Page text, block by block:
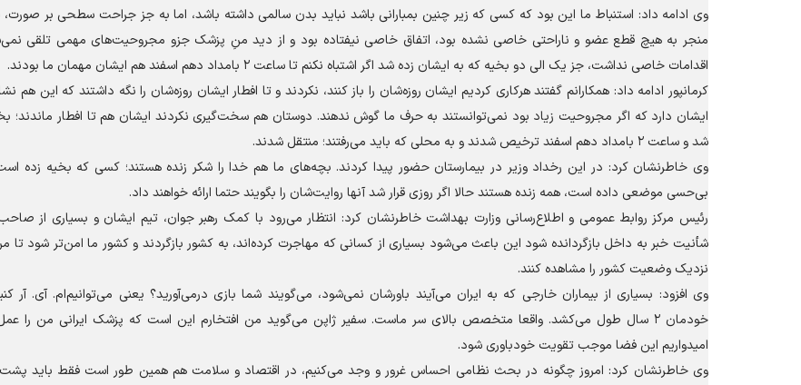
وی ادامه داد: استنباط ما این بود که کسی که زیر چنین بمبارانی باشد نباید بدن سالمی داشته باشد، اما به جز جراحت سطحی بر صورت،
منجر به هیچ قطع عضو و ناراحتی خاصی نشده بود، اتفاق خاصی نیفتاده بود و از دید منِ پزشک جزو مجروحیت‌های مهمی تلقی
اقدامات خاصی نداشت، جز یک الی دو بخیه که به ایشان زده شد اگر اشتباه نکنم تا ساعت ۲ بامداد دهم اسفند هم ایشان مهمان ما بودند.
کرمانپور ادامه داد: همکارانم گفتند هرکاری کردیم ایشان روزه‌شان را باز کنند، نکردند و تا افطار ایشان روزه‌شان را نگه داشتند که این هم
ایشان دارد که اگر مجروحیت زیاد بود نمی‌توانستند به حرف ما گوش ندهند. دوستان هم سخت‌گیری نکردند ایشان هم تا افطار ماندند؛
شد و ساعت ۲ بامداد دهم اسفند ترخیص شدند و به محلی که باید می‌رفتند؛ منتقل شدند.
وی خاطرنشان کرد: در این رخداد وزیر در بیمارستان حضور پیدا کردند. بچه‌های ما هم خدا را شکر زنده هستند؛ کسی که بخیه زده
بی‌حسی موضعی داده است، همه زنده هستند حالا اگر روزی قرار شد آنها روایت‌شان را بگویند حتما ارائه خواهند داد.
رئیس مرکز روابط عمومی و اطلاع‌رسانی وزارت بهداشت خاطرنشان کرد: انتظار می‌رود با کمک رهبر جوان، تیم ایشان و بسیاری از
شأنیت خبر به داخل بازگردانده شود این باعث می‌شود بسیاری از کسانی که مهاجرت کرده‌اند، به کشور بازگردند و کشور ما امن‌تر شود تا
نزدیک وضعیت کشور را مشاهده کنند.
وی افزود: بسیاری از بیماران خارجی که به ایران می‌آیند باورشان نمی‌شود، می‌گویند شما بازی درمی‌آورید؟ یعنی می‌توانیم‌ام. آی. آر
خودمان ۲ سال طول می‌کشد. واقعا متخصص بالای سر ماست. سفیر ژاپن می‌گوید من افتخارم این است که پزشک ایرانی من را
امیدواریم این فضا موجب تقویت خودباوری شود.
وی خاطرنشان کرد: امروز چگونه در بحث نظامی احساس غرور و وجد می‌کنیم، در اقتصاد و سلامت هم همین طور است فقط باید